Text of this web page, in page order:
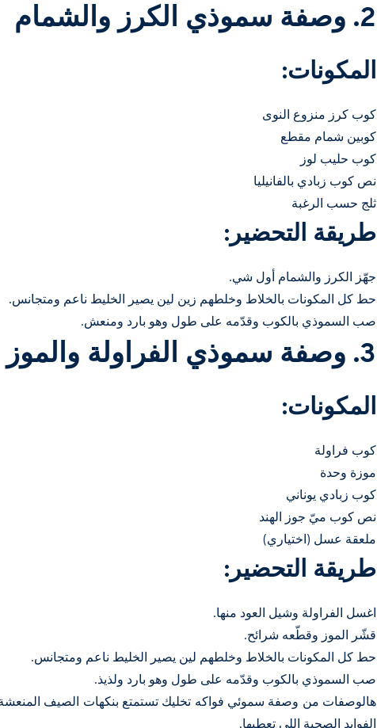
2. وصفة سموذي الكرز والشمام
المكونات:
كوب كرز منزوع النوى
كوبين شمام مقطع
كوب حليب لوز
نص كوب زبادي بالفانيليا
ثلج حسب الرغبة
طريقة التحضير:
جهّز الكرز والشمام أول شي.
حط كل المكونات بالخلاط وخلطهم زين لين يصير الخليط ناعم ومتجانس.
صب السموذي بالكوب وقدّمه على طول وهو بارد ومنعش.
3. وصفة سموذي الفراولة والموز
المكونات:
كوب فراولة
موزة وحدة
كوب زبادي يوناني
نص كوب ميّ جوز الهند
ملعقة عسل (اختياري)
طريقة التحضير:
اغسل الفراولة وشيل العود منها.
قشّر الموز وقطّعه شرائح.
حط كل المكونات بالخلاط وخلطهم لين يصير الخليط ناعم ومتجانس.
صب السموذي بالكوب وقدّمه على طول وهو بارد ولذيذ.
هالوصفات من وصفة سموئي فواكه تخليك تستمتع بنكهات الصيف
الفوايد الصحية اللي تعطيها.